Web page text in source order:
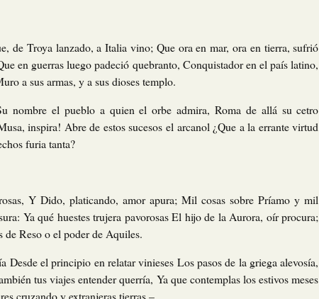
de Troya lanzado, a Italia vino; Que ora en mar, ora en tierra, sufrió
en guerras luego padeció quebranto, Conquistador en el país latino,
a sus armas, y a sus dioses templo.
nombre el pueblo a quien el orbe admira, Roma de allá su cetro
inspira! Abre de estos sucesos el arcanol ¿Que a la errante virtud
furia tanta?
Y Dido, platicando, amor apura; Mil cosas sobre Príamo y mil
Ya qué huestes trujera pavorosas El hijo de la Aurora, oír procura;
de Reso o el poder de Aquiles.
Desde el principio en relatar vinieses Los pasos de la griega alevosía,
tus viajes entender querría, Ya que contemplas los estivos meses
cruzando y extranjeras tierras.–